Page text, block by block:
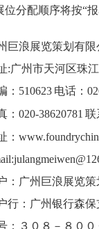
位分配顺序将按“
巨浪展览策划有限
:广州市天河区珠
：510623 电话：
：020-38620781 联
：
：广州巨浪展览
行：广州银行森保
：３０８－８０